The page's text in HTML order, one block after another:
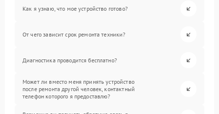
Как я узнаю, что мое устройство готово?
От чего зависит срок ремонта техники?
Диагностика проводится бесплатно?
Может ли вместо меня принять устройство
после ремонта другой человек, контактный
телефон которого я предоставлю?